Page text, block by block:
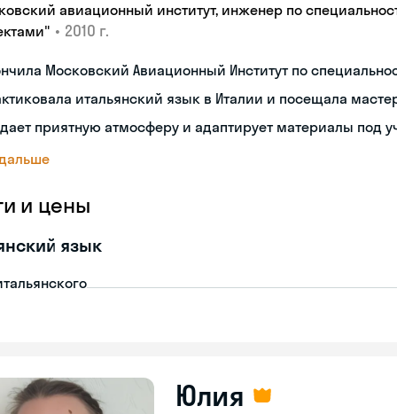
авиационный институт, инженер по
• 2010 г.
Московский Авиационный Институт по
итальянский язык в Италии и посещала
приятную атмосферу и адаптирует материалы под
и цены
язык
Юлия